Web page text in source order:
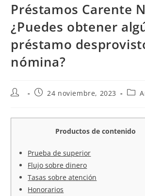
Préstamos Carente
¿Puedes obtener
préstamo
nómina?
24 noviembre, 2023
Productos de contenido
Prueba de superior
Flujo sobre dinero
Tasas sobre atención
Honorarios